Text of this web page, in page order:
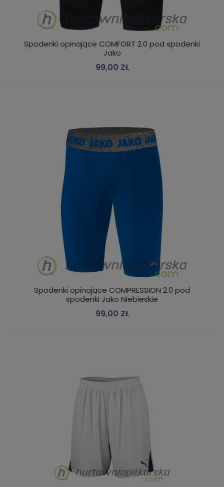
Spodenki opinające COMFORT 2.0 pod spodenki
Jako
99,00 ZŁ
Spodenki opinające COMPRESSION 2.0 pod
spodenki Jako Niebieskie
99,00 ZŁ